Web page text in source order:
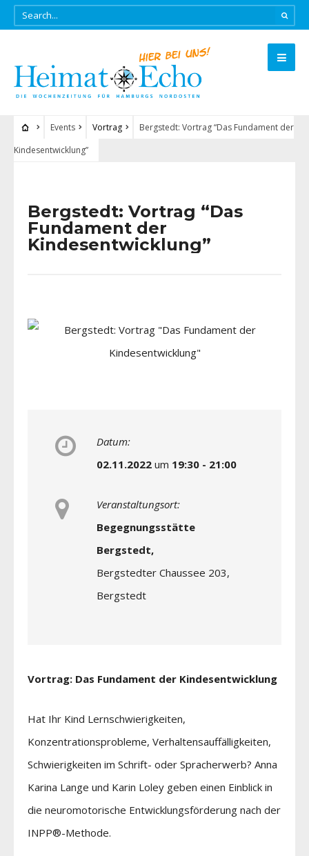
Events Vortrag
Bergstedt: Vortrag “Das Fundament der
Kindesentwicklung”
Bergstedt: Vortrag “Das
Fundament der
Kindesentwicklung”
Datum:
02.11.2022 um 19:30 - 21:00
Veranstaltungsort:
Begegnungsstätte
Bergstedt,
Bergstedter Chaussee 203,
Bergstedt
Vortrag: Das Fundament der Kindesentwicklung
Hat Ihr Kind Lernschwierigkeiten,
Konzentrationsprobleme, Verhaltensauffälligkeiten,
Schwierigkeiten im Schrift- oder Spracherwerb? Anna
Karina Lange und Karin Loley geben einen Einblick in
die neuromotorische Entwicklungsförderung nach der
INPP®-Methode.